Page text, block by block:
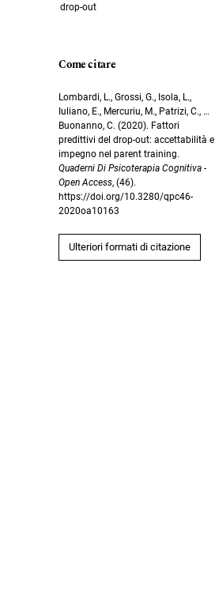
drop-out
Come citare
Lombardi, L., Grossi, G., Isola, L.,
Iuliano, E., Mercuriu, M., Patrizi, C., …
Buonanno, C. (2020). Fattori
predittivi del drop-out: accettabilità e
impegno nel parent training.
Quaderni Di Psicoterapia Cognitiva -
Open Access, (46).
https://doi.org/10.3280/qpc46-
2020oa10163
Ulteriori formati di citazione